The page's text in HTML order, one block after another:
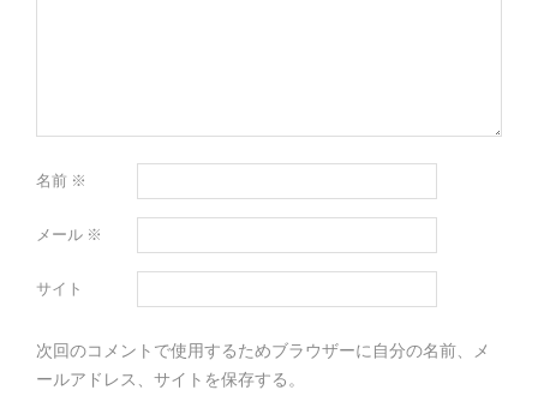
名前 ※
メール ※
サイト
次回のコメントで使用するためブラウザーに自分の名前、メ
ールアドレス、サイトを保存する。